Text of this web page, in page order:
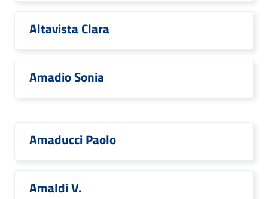
Altavista Clara
Amadio Sonia
Amaducci Paolo
Amaldi V.